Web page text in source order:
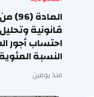
قانونية
احتساب أجور
النسبة المئوية
منذ يومين